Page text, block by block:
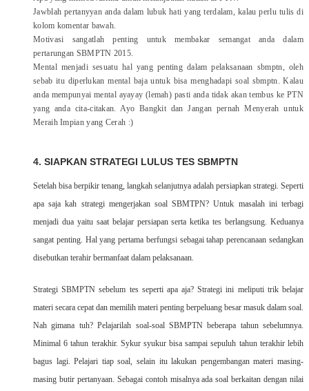
Jawblah pertanyyan anda dalam lubuk hati yang terdalam, kalau perlu tulis di
kolom komentar bawah.
Motivasi sangatlah penting untuk membakar semangat anda dalam
pertarungan SBMPTN 2015.
Mental menjadi sesuatu hal yang penting dalam pelaksanaan sbmptn, oleh
sebab itu diperlukan mental baja untuk bisa menghadapi soal sbmptn. Kalau
anda mempunyai mental ayayay (lemah) pasti anda tidak akan tembus ke PTN
yang anda cita-citakan. Ayo Bangkit dan Jangan pernah Menyerah untuk
Meraih Impian yang Cerah :)
4. SIAPKAN STRATEGI LULUS TES SBMPTN
Setelah bisa berpikir tenang, langkah selanjutnya adalah persiapkan strategi. Seperti
apa saja kah strategi mengerjakan soal SBMTPN? Untuk masalah ini terbagi
menjadi dua yaitu saat belajar persiapan serta ketika tes berlangsung. Keduanya
sangat penting. Hal yang pertama berfungsi sebagai tahap perencanaan sedangkan
disebutkan terahir bermanfaat dalam pelaksanaan.
Strategi SBMPTN sebelum tes seperti apa aja? Strategi ini meliputi trik belajar
materi secara cepat dan memilih materi penting berpeluang besar masuk dalam soal.
Nah gimana tuh? Pelajarilah soal-soal SBMPTN beberapa tahun sebelumnya.
Minimal 6 tahun terakhir. Sykur syukur bisa sampai sepuluh tahun terakhir lebih
bagus lagi. Pelajari tiap soal, selain itu lakukan pengembangan materi masing-
masing butir pertanyaan. Sebagai contoh misalnya ada soal berkaitan dengan nilai